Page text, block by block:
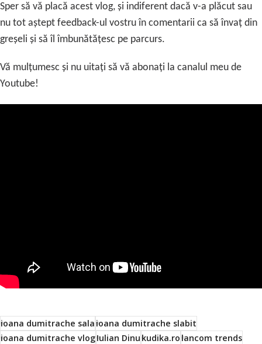
Sper să vă placă acest vlog, și indiferent dacă v-a plăcut sau
nu tot aștept feedback-ul vostru în comentarii ca să învaț din
greșeli și să îl îmbunătățesc pe parcurs.
Vă mulțumesc și nu uitați să vă abonați la canalul meu de
Youtube!
ioana dumitrache salaioana dumitrache slabit
ioana dumitrache vlogIulian Dinukudika.rolancom trends